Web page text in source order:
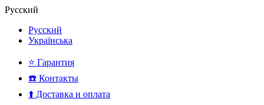
Русский
Русский
Українська
⭐ Гарантия
☎️ Контакты
⬆️ Доставка и оплата